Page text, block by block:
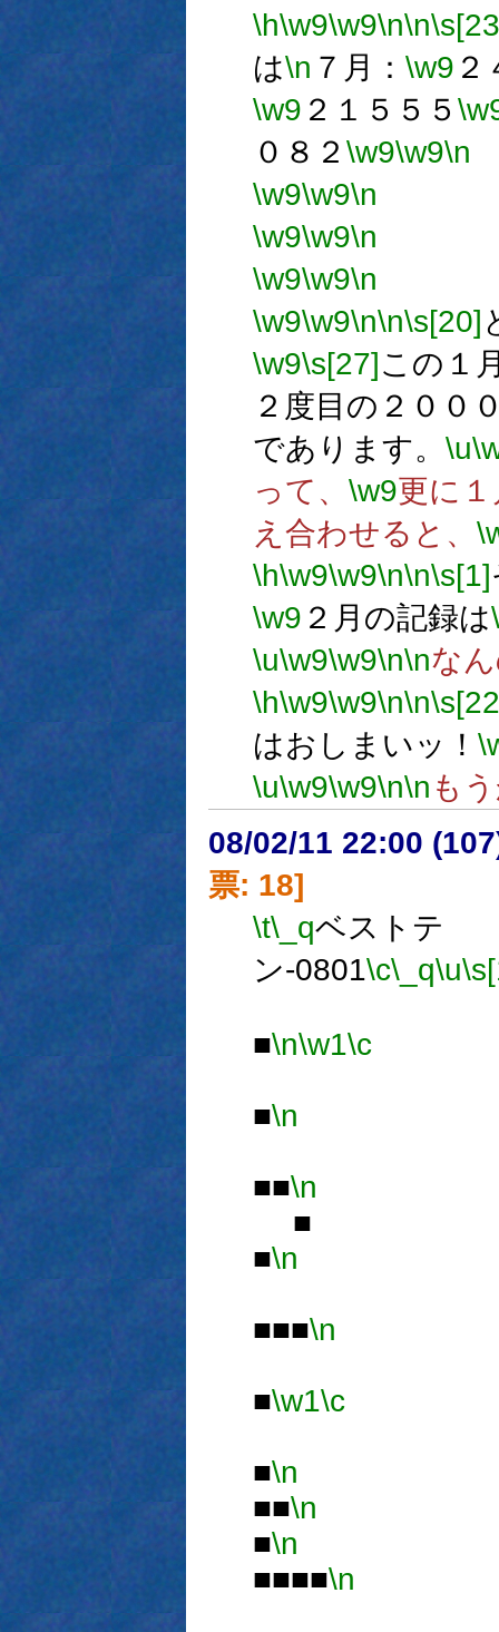
\h\w9\w9\n\n
は\n ７月： \w9 ２
\w9 ２１５５５
０８２ \w9\w9\n
\w9\w9\n
\w9\w9\n
\w9\w9\n
\w9\w9\n\n\s[20]
\w9\s[27]この１
２度目の２００
であります。 \u
って、 \w9更に
え合わせると、
\h\w9\w9\n\n\s[1]
\w9 ２月の記録は
\u\w9\w9\n\nな
\h\w9\w9\n\n
はおしまいッ！
\u\w9\w9\n\n も
08/02/11 22:00
票: 18]
\t\_qベストテ
ン-0801\c\_q\u
■\n\w1\c
■\n
■■\n
■
■\n
■■■\n
■\w1\c
■\n
■■\n
■\n
■■■■\n